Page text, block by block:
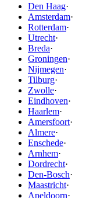
Den Haag·
Amsterdam·
Rotterdam·
Utrecht·
Breda·
Groningen·
Nijmegen·
Tilburg·
Zwolle·
Eindhoven·
Haarlem·
Amersfoort·
Almere·
Enschede·
Arnhem·
Dordrecht·
Den-Bosch·
Maastricht·
Apeldoorn·